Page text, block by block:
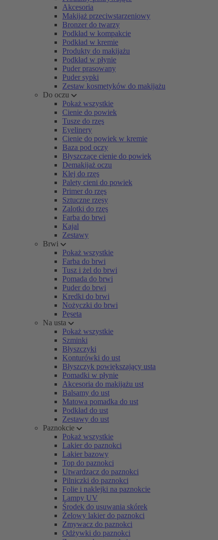
Akcesoria
Makijaż przeciwstarzeniowy
Bronzer do twarzy
Podkład w kompakcie
Podkład w kremie
Produkty do makijażu
Podkład w płynie
Puder prasowany
Puder sypki
Zestaw kosmetyków do makijażu
Do oczu
Pokaż wszystkie
Cienie do powiek
Tusze do rzęs
Eyelinery
Cienie do powiek w kremie
Baza pod oczy
Błyszczące cienie do powiek
Demakijaż oczu
Klej do rzęs
Palety cieni do powiek
Primer do rzęs
Sztuczne rzęsy
Zalotki do rzęs
Farba do brwi
Kajal
Zestawy
Brwi
Pokaż wszystkie
Farba do brwi
Tusz i żel do brwi
Pomada do brwi
Puder do brwi
Kredki do brwi
Nożyczki do brwi
Pęseta
Na usta
Pokaż wszystkie
Szminki
Błyszczyki
Konturówki do ust
Błyszczyk powiększający usta
Pomadki w płynie
Akcesoria do makijażu ust
Balsamy do ust
Matowa pomadka do ust
Podkład do ust
Zestawy do ust
Paznokcie
Pokaż wszystkie
Lakier do paznokci
Lakier bazowy
Top do paznokci
Utwardzacz do paznokci
Pilniczki do paznokci
Folie i naklejki na paznokcie
Lampy UV
Środek do usuwania skórek
Żelowy lakier do paznokci
Zmywacz do paznokci
Odżywki do paznokci